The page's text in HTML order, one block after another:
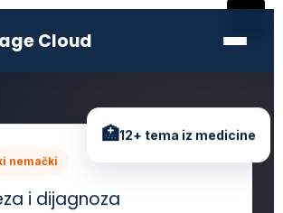
Cloud
nemački
i dijagnoza
🏥12+ tema iz medicine